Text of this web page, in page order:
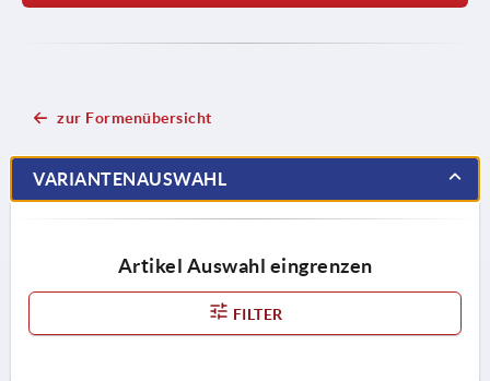
zur Formenübersicht
VARIANTENAUSWAHL
Artikel Auswahl eingrenzen
FILTER